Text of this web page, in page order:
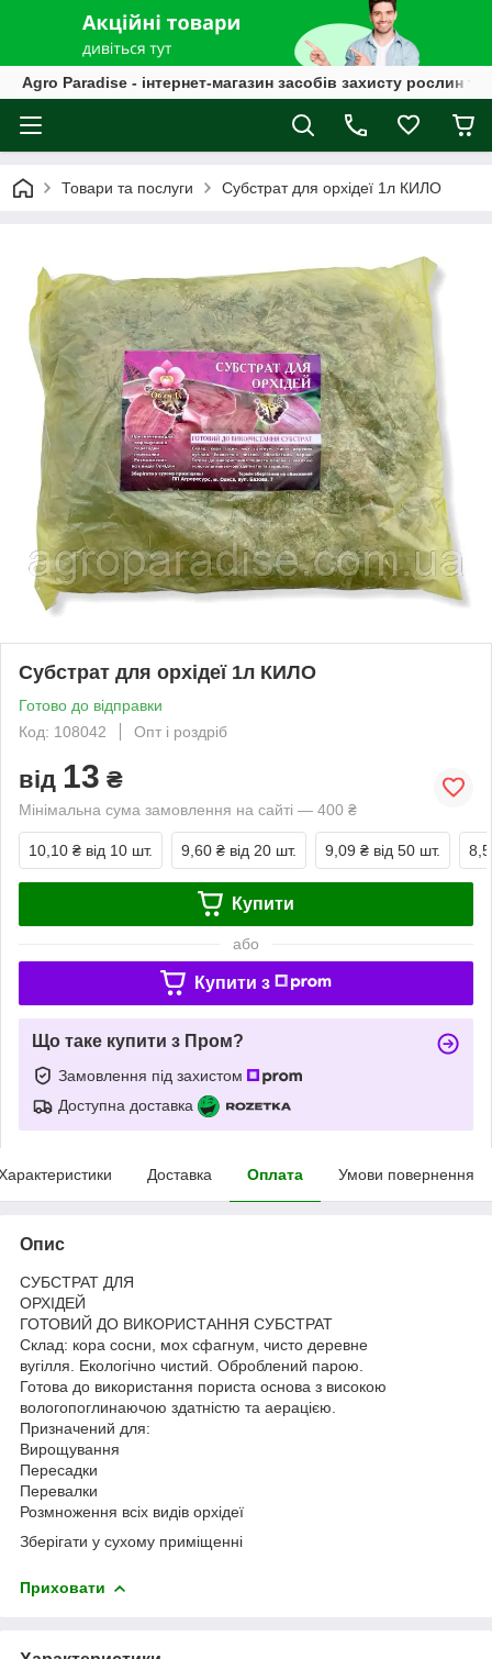
Agro Paradise - інтернет-магазин засобів захисту рослин
Товари та послуги Субстрат для орхідеї 1л КИЛО
Субстрат для орхідеї 1л КИЛО
Готово до відправки
Код: 108042
Опт і роздріб
від 13 ₴
Мінімальна сума замовлення на сайті — 400 ₴
10,10 ₴ від 10 шт. 9,60 ₴ від 20 шт. 9,09 ₴ від 50 шт.
Купити
або
Купити з
Що таке купити з Пром?
Замовлення під захистом
Доступна доставка
Доставка Оплата Умови повернення
Опис
СУБСТРАТ ДЛЯ
ОРХІДЕЙ
ГОТОВИЙ ДО ВИКОРИСТАННЯ СУБСТРАТ
Склад: кора сосни, мох сфагнум, чисто деревне
вугілля. Екологічно чистий. Оброблений парою.
Готова до використання пориста основа з високою
вологопоглинаючою здатністю та аерацією.
Призначений для:
Вирощування
Пересадки
Перевалки
Розмноження всіх видів орхідеї
Зберігати у сухому приміщенні
Приховати